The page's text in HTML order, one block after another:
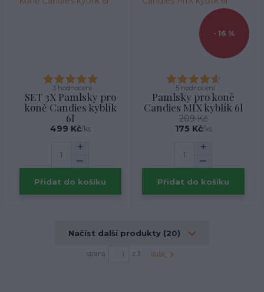
3 hodnocení
SET 3X Pamlsky pro
koně Candies kyblík
6l
499 Kč/ks
Přidat do košíku
- 16 %
5 hodnocení
Pamlsky pro koně
Candies MIX kyblík 6l
209 Kč
175 Kč/ks
Přidat do košíku
Načíst další produkty (20)
strana z 3 další